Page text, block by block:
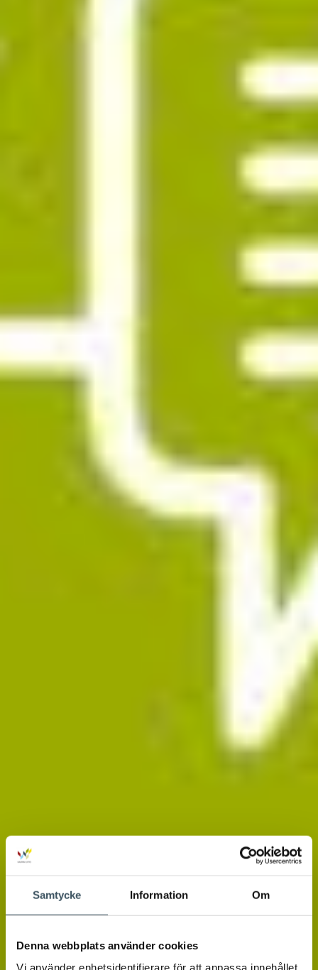
Samtycke Information Om
Denna webbplats använder cookies
Vi använder enhetsidentifierare för att anpassa innehållet